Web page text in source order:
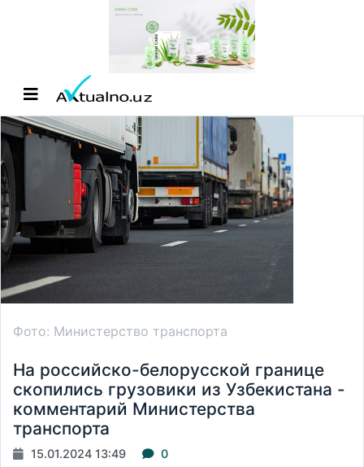
Фото: Министерство транспорта
На российско-белорусской границе
скопились грузовики из Узбекистана -
комментарий Министерства
транспорта
15.01.2024 13:49 0